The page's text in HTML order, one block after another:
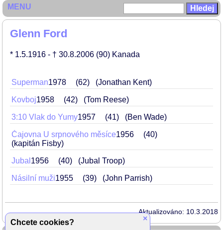
Glenn Ford
* 1.5.1916 - † 30.8.2006 (90) Kanada
Superman1978 62 (Jonathan Kent)
Kovboj1958 42 (Tom Reese)
3:10 Vlak do Yumy1957 41 (Ben Wade)
Čajovna U srpnového měsíce1956
40
(kapitán Fisby)
Jubal 1956 40 (Jubal Troop)
Násilní muži1955 39 (John Parrish)
Aktualizováno: 10.3.2018
MENU
×
Chcete cookies?